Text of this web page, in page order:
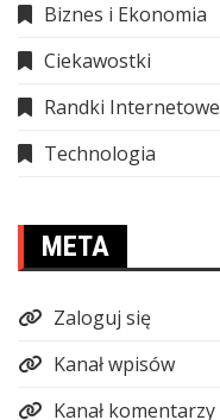
Biznes i Ekonomia
Ciekawostki
Randki Internetowe
Technologia
META
Zaloguj się
Kanał wpisów
Kanał komentarzy